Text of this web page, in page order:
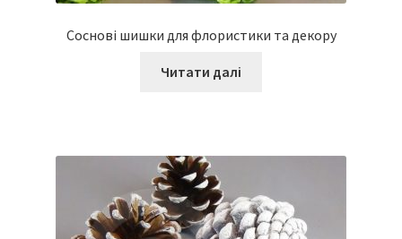
Соснові шишки для флористики та декору
Читати далі